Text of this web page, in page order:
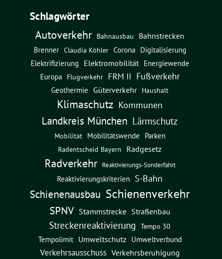
Schlagwörter
Autoverkehr Bahnausbau
Bahnstrecken
Brenner Claudia Köhler Corona
Digitalisierung
Elektrifizierung
Elektromobilität Energiewende
Europa Flugverkehr FRM II Fußverkehr
Geothermie Güterverkehr Haushalt
Klimaschutz Kommunen
Landkreis München Lärmschutz
Mobilität Mobilitätswende Parken
Radentscheid Bayern Radgesetz
Radverkehr Reaktivierungs-Sonderfahrt
Reaktivierungskriterien S-Bahn
Schienenausbau Schienenverkehr
SPNV Stammstrecke Straßenbau
Streckenreaktivierung Tempo 30
Tempolimit Umweltschutz Umweltverbund
Verkehrsausschuss Verkehrsberuhigung